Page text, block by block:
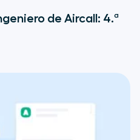
de Aircall: 4.ª